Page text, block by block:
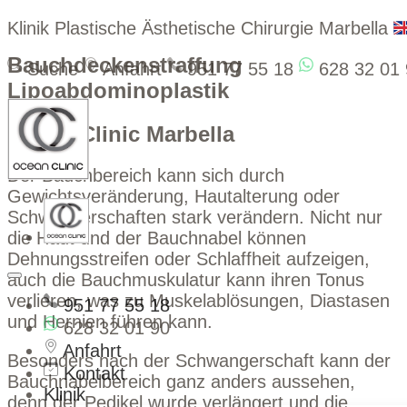
Klinik Plastische Ästhetische Chirurgie Marbella
Suche Anfahrt 951 77 55 18 628 32 01
951 77 55 18
628 32 01 90
Anfahrt
Kontakt
Klinik
Bauchdeckenstraffung
Lipoabdominoplastik
Ocean Clinic Marbella
Der Bauchbereich kann sich durch
Gewichtsveränderung, Hautalterung oder
Schwangerschaften stark verändern. Nicht nur
die Haut und der Bauchnabel können
Dehnungsstreifen oder Schlaffheit aufzeigen,
auch die Bauchmuskulatur kann ihren Tonus
verlieren, was zu Muskelablösungen, Diastasen
und Hernien führen kann.
Besonders nach der Schwangerschaft kann der
Bauchnabelbereich ganz anders aussehen,
denn der Pedikel wurde verlängert und die